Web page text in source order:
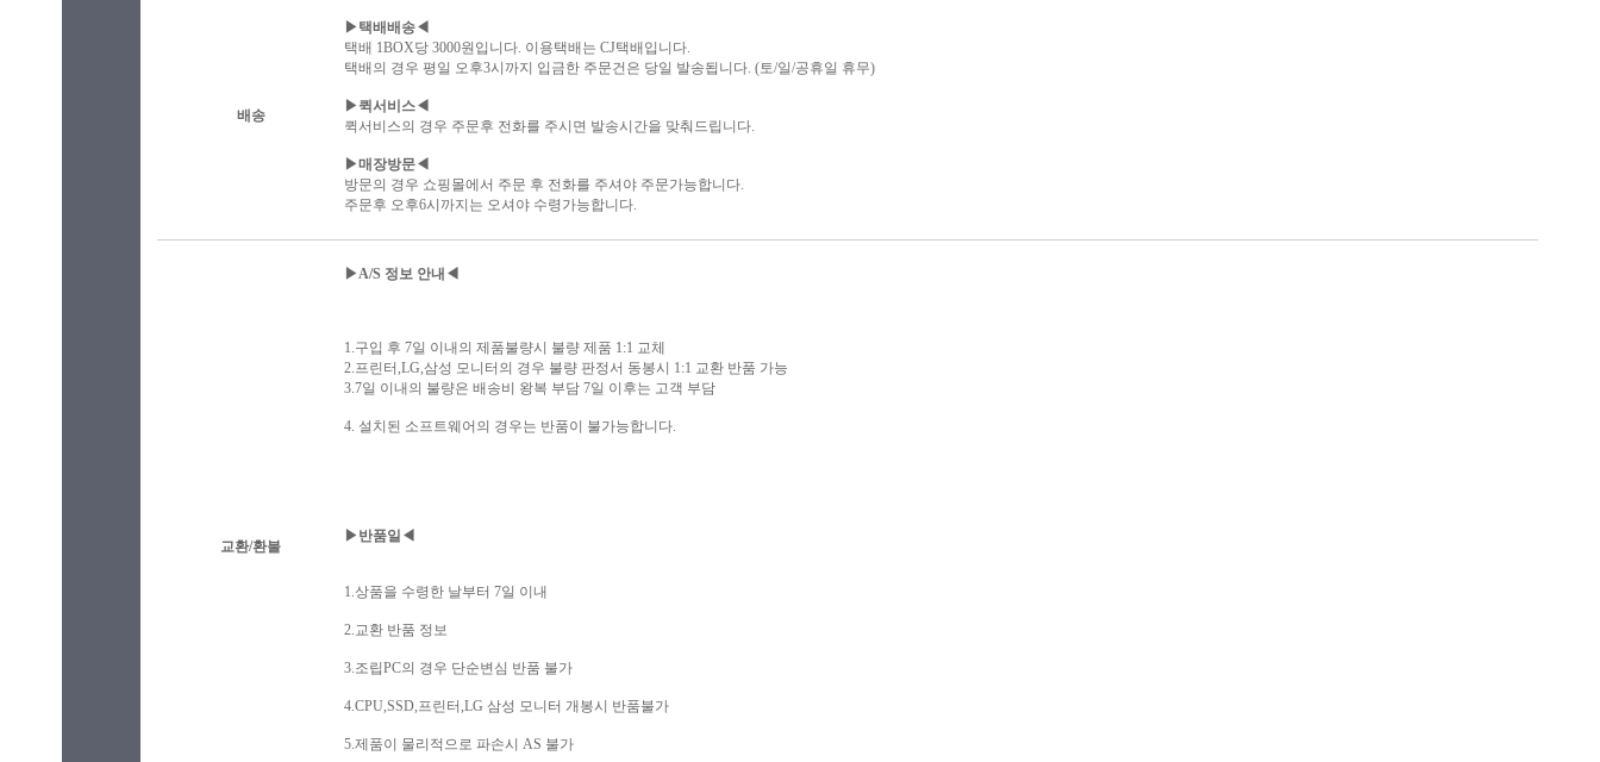
배송
▶택배배송◀
택배 1BOX당 3000원입니다. 이용택배는 CJ택배입니다.
택배의 경우 평일 오후3시까지 입금한 주문건은 당일 발송됩니다. (토/일/공휴일 휴무)
▶퀵서비스◀
퀵서비스의 경우 주문후 전화를 주시면 발송시간을 맞춰드립니다.
▶매장방문◀
방문의 경우 쇼핑몰에서 주문 후 전화를 주셔야 주문가능합니다.
주문후 오후6시까지는 오셔야 수령가능합니다.
교환/환불
▶A/S 정보 안내◀
1.구입 후 7일 이내의 제품불량시 불량 제품 1:1 교체
2.프린터,LG,삼성 모니터의 경우 불량 판정서 동봉시 1:1 교환 반품 가능
3.7일 이내의 불량은 배송비 왕복 부담 7일 이후는 고객 부담
4. 설치된 소프트웨어의 경우는 반품이 불가능합니다.
▶반품일◀
1.상품을 수령한 날부터 7일 이내
2.교환 반품 정보
3.조립PC의 경우 단순변심 반품 불가
4.CPU,SSD,프린터,LG 삼성 모니터 개봉시 반품불가
5.제품이 물리적으로 파손시 AS 불가